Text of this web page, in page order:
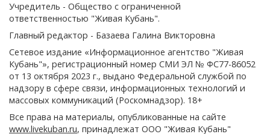
Учредитель - Общество с ограниченной
ответственностью "Живая Кубань".
Главный редактор - Базаева Галина Викторовна
Сетевое издание «Информационное агентство "Живая
Кубань"», регистрационный номер СМИ ЭЛ № ФС77-86052
от 13 октября 2023 г., выдано Федеральной службой по
надзору в сфере связи, информационных технологий и
массовых коммуникаций (Роскомнадзор). 18+
Все права на материалы, опубликованные на сайте
www.livekuban.ru, принадлежат ООО "Живая Кубань"